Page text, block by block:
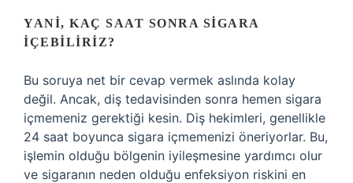
YANI, KAÇ SAAT SONRA SIGARA
İÇEBILIRIZ?
Bu soruya net bir cevap vermek aslında kolay
değil. Ancak, diş tedavisinden sonra hemen sigara
içmemeniz gerektiği kesin. Diş hekimleri, genellikle
24 saat boyunca sigara içmemenizi öneriyorlar. Bu,
işlemin olduğu bölgenin iyileşmesine yardımcı olur
ve sigaranın neden olduğu enfeksiyon riskini en